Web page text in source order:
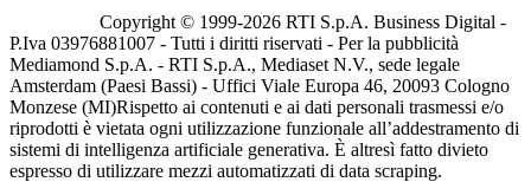
Copyright © 1999-2026 RTI S.p.A. Business Digital -
P.Iva 03976881007 - Tutti i diritti riservati - Per la pubblicità
Mediamond S.p.A. - RTI S.p.A., Mediaset N.V., sede legale
Amsterdam (Paesi Bassi) - Uffici Viale Europa 46, 20093 Cologno
Monzese (MI)Rispetto ai contenuti e ai dati personali trasmessi e/o
riprodotti è vietata ogni utilizzazione funzionale all’addestramento di
sistemi di intelligenza artificiale generativa. È altresì fatto divieto
espresso di utilizzare mezzi automatizzati di data scraping.